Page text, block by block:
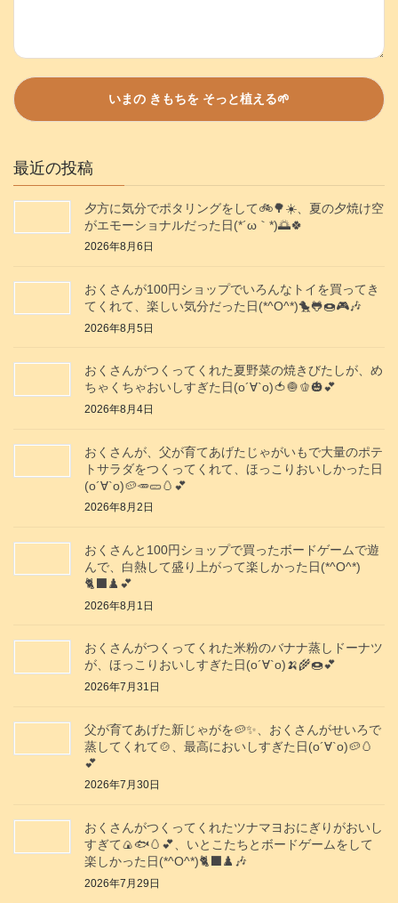
最近の投稿
夕方に気分でポタリングをして🚲️🌳☀️、夏の夕焼け空
がエモーショナルだった日(⁠*⁠´⁠ω⁠｀⁠*⁠)🌅🍀
2026年8月6日
おくさんが100円ショップでいろんなトイを買ってき
てくれて、楽しい気分だった日(*^O^*)🐤🐸🍩🎮️🎶
2026年8月5日
おくさんがつくってくれた夏野菜の焼きびたしが、め
ちゃくちゃおいしすぎた日(о´∀`о)🍅🧅🫑🎃💕
2026年8月4日
おくさんが、父が育てあげたじゃがいもで大量のポテ
トサラダをつくってくれて、ほっこりおいしかった日
(о´∀`о)🥔🥕🥒🥚💕
2026年8月2日
おくさんと100円ショップで買ったボードゲームで遊
んで、白熱して盛り上がって楽しかった日(*^O^*)
🐈‍⬛♟️💕
2026年8月1日
おくさんがつくってくれた米粉のバナナ蒸しドーナツ
が、ほっこりおいしすぎた日(о´∀`о)🍌🌾🍩💕
2026年7月31日
父が育てあげた新じゃがを🥔✨️、おくさんがせいろで
蒸してくれて🍲、最高においしすぎた日(о´∀`о)🥔🥚
💕
2026年7月30日
おくさんがつくってくれたツナマヨおにぎりがおいし
すぎて🍙🐟️🥚💕、いとこたちとボードゲームをして
楽しかった日(*^O^*)🐈‍⬛♟️🎶
2026年7月29日